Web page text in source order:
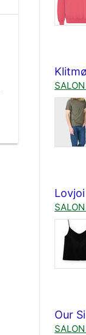
Our